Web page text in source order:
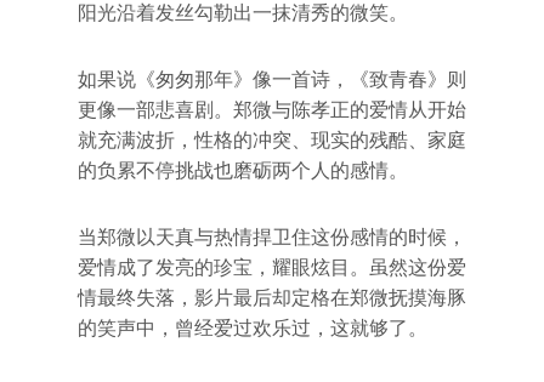
阳光沿着发丝勾勒出一抹清秀的微笑。
如果说《匆匆那年》像一首诗，《致青春》则
更像一部悲喜剧。郑微与陈孝正的爱情从开始
就充满波折，性格的冲突、现实的残酷、家庭
的负累不停挑战也磨砺两个人的感情。
当郑微以天真与热情捍卫住这份感情的时候，
爱情成了发亮的珍宝，耀眼炫目。虽然这份爱
情最终失落，影片最后却定格在郑微抚摸海豚
的笑声中，曾经爱过欢乐过，这就够了。